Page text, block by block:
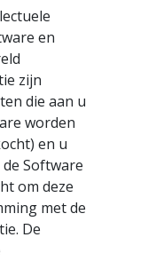
en
zijn
die aan u
worden
en u
Software
om deze
met de
De